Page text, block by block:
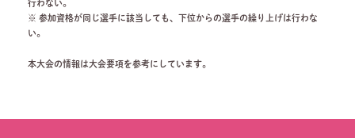
行わない。
※ 参加資格が同じ選手に該当しても、下位からの選手の繰り上げは行わな
い。
本大会の情報は大会要項を参考にしています。